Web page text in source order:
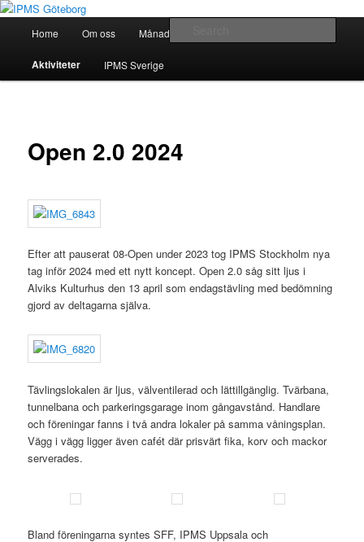
Skip
primary
contentIPMS Göteborg
Modellbygge i Väst
Home Om oss Månadsmöten
Aktiviteter IPMS Sverige
Open 2.0 2024
Efter att pauserat 08-Open under 2023 tog IPMS Stockholm nya
tag inför 2024 med ett nytt koncept. Open 2.0 såg sitt ljus i
Alviks Kulturhus den 13 april som endagstävling med bedömning
gjord av deltagarna själva.
Tävlingslokalen är ljus, välventilerad och lättillgänglig. Tvärbana,
tunnelbana och parkeringsgarage inom gångavstånd. Handlare
och föreningar fanns i två andra lokaler på samma våningsplan.
Vägg i vägg ligger även cafét där prisvärt fika, korv och mackor
serverades.
Bland föreningarna syntes SFF, IPMS Uppsala och